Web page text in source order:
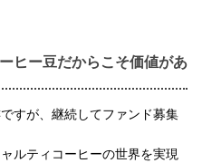
ヒー豆だからこそ価値があ
すが、継続してファンド募集
ルティコーヒーの世界を実現